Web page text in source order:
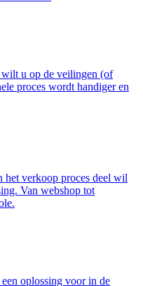
u op de veilingen (of
proces wordt handiger en
het verkoop proces deel wil
Van webshop tot
oplossing voor in de